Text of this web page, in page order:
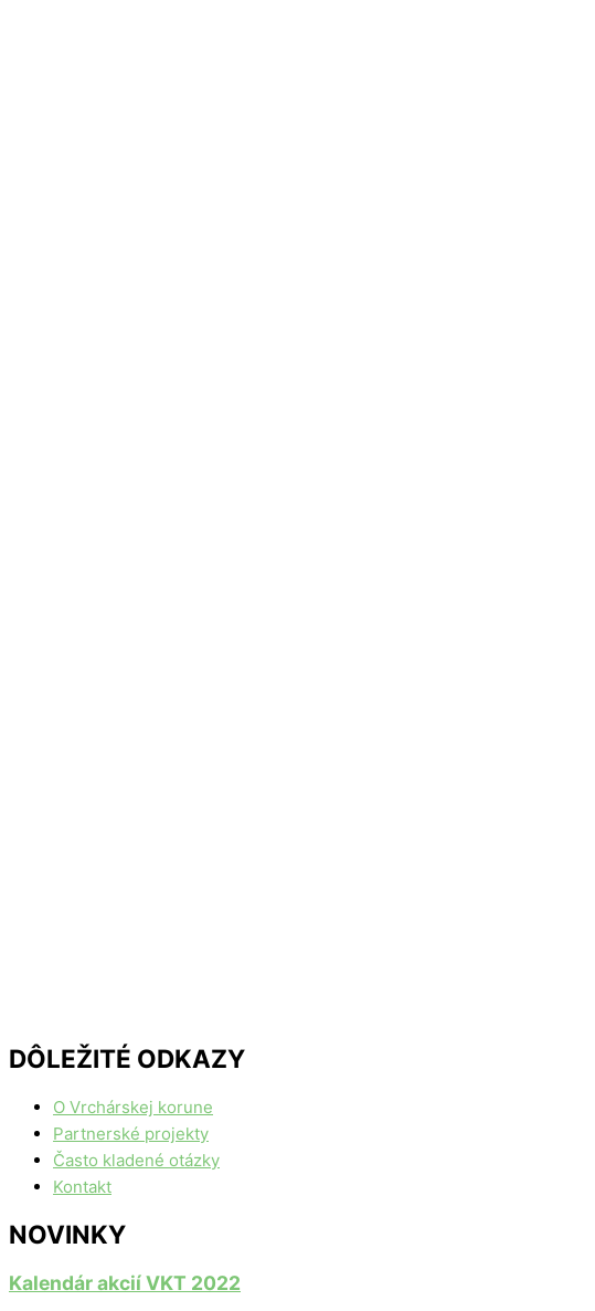
DÔLEŽITÉ ODKAZY
O Vrchárskej korune
Partnerské projekty
Často kladené otázky
Kontakt
NOVINKY
Kalendár akcií VKT 2022